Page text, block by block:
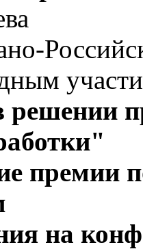
решении
премии
на